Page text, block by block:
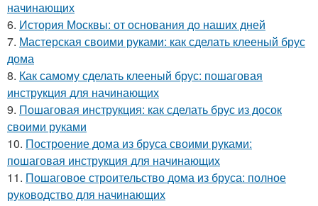
начинающих
6. История Москвы: от основания до наших дней
7. Мастерская своими руками: как сделать клееный брус
дома
8. Как самому сделать клееный брус: пошаговая
инструкция для начинающих
9. Пошаговая инструкция: как сделать брус из досок
своими руками
10. Построение дома из бруса своими руками:
пошаговая инструкция для начинающих
11. Пошаговое строительство дома из бруса: полное
руководство для начинающих